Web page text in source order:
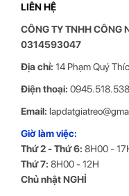
LIÊN HỆ
CÔNG TY TNHH CÔNG
0314593047
Địa chỉ: 14 Phạm Quý
Điện thoại: 0945.518.538
Email:
Giờ làm việc:
Thứ 2 - Thứ 6: 8H00 -
Thứ 7: 8H00 - 12H
Chủ nhật NGHỈ